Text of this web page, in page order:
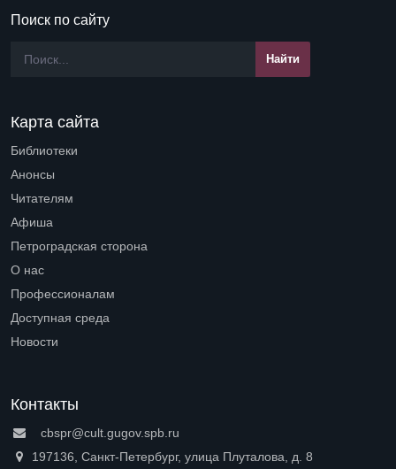
Поиск по сайту
Карта сайта
Библиотеки
Анонсы
Читателям
Афиша
Петроградская сторона
О нас
Профессионалам
Доступная среда
Новости
Контакты
cbspr@cult.gugov.spb.ru
197136, Санкт-Петербург, улица Плуталова, д. 8